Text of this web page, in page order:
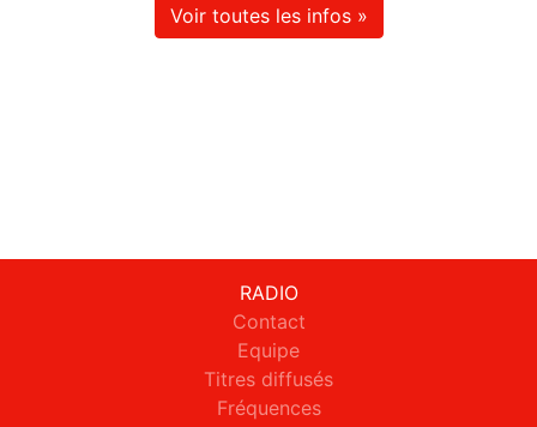
Voir toutes les infos »
RADIO
Contact
Equipe
Titres diffusés
Fréquences